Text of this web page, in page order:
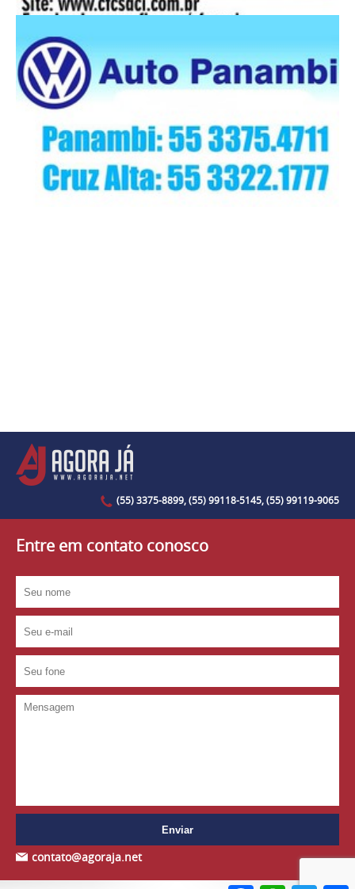
(55) 3375-8899, (55) 99118-5145, (55) 99119-9065
Entre em contato conosco
contato@agoraja.net